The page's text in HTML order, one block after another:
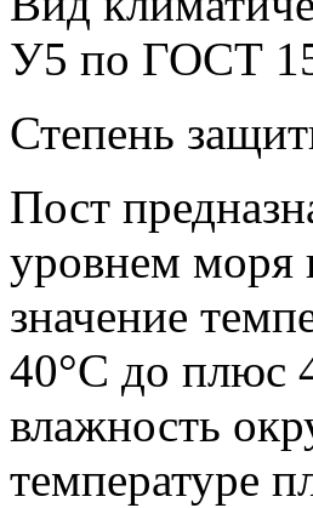
У5 по ГОСТ
Степень
Пост
уровнем моря
значение
40°С до плюс
влажность
температуре